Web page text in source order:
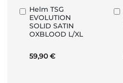
Helm TSG
EVOLUTION
SOLID SATIN
OXBLOOD L/XL
59,90 €
In
den
Warenkorb